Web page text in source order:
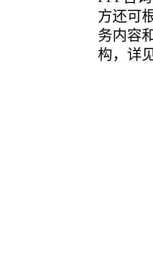
方还可
务内容
构，详